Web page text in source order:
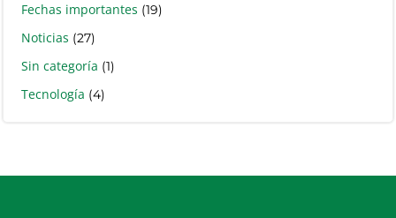
Fechas importantes (19)
Noticias (27)
Sin categoría (1)
Tecnología (4)